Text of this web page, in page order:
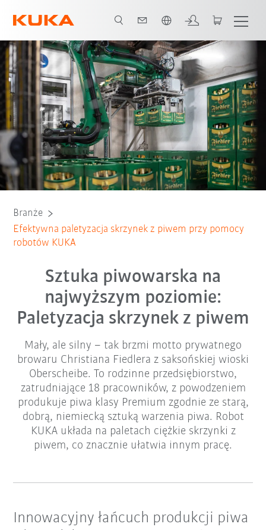
Wszyscy partnerzy systemowi
Branże
Efektywna paletyzacja skrzynek z piwem przy pomocy
robotów KUKA
Sztuka piwowarska na
najwyższym poziomie:
Paletyzacja skrzynek z piwem
Mały, ale silny – tak brzmi motto prywatnego
browaru Christiana Fiedlera z saksońskiej wioski
Oberscheibe. To rodzinne przedsiębiorstwo,
zatrudniające 18 pracowników, z powodzeniem
produkuje piwa klasy Premium zgodnie ze starą,
dobrą, niemiecką sztuką warzenia piwa. Robot
KUKA układa na paletach ciężkie skrzynki z
piwem, co znacznie ułatwia innym pracę.
Innowacyjny łańcuch produkcji piwa